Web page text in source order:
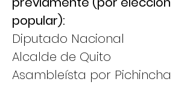
popular):
Diputado Nacional
Alcalde de Quito
Asambleísta por Pichincha